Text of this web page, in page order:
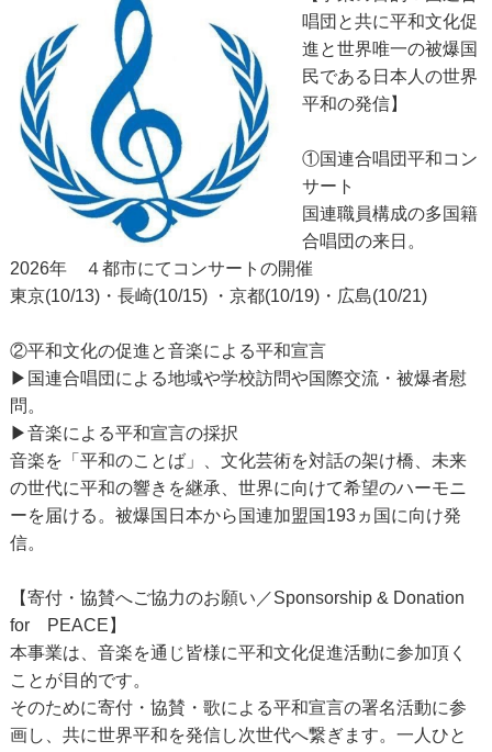
唱団と共に平和文化促
進と世界唯一の被爆国
民である日本人の世界
平和の発信】
①国連合唱団平和コン
サート
国連職員構成の多国籍
合唱団の来日。
2026年 ４都市にてコンサートの開催
東京(10/13)・長崎(10/15) ・京都(10/19)・広島(10/21)
②平和文化の促進と音楽による平和宣言
▶国連合唱団による地域や学校訪問や国際交流・被爆者慰
問。
▶音楽による平和宣言の採択
音楽を「平和のことば」、文化芸術を対話の架け橋、未来
の世代に平和の響きを継承、世界に向けて希望のハーモニ
ーを届ける。被爆国日本から国連加盟国193ヵ国に向け発
信。
【寄付・協賛へご協力のお願い／Sponsorship & Donation
for PEACE】
本事業は、音楽を通じ皆様に平和文化促進活動に参加頂く
ことが目的です。
そのために寄付・協賛・歌による平和宣言の署名活動に参
画し、共に世界平和を発信し次世代へ繋ぎます。一人ひと